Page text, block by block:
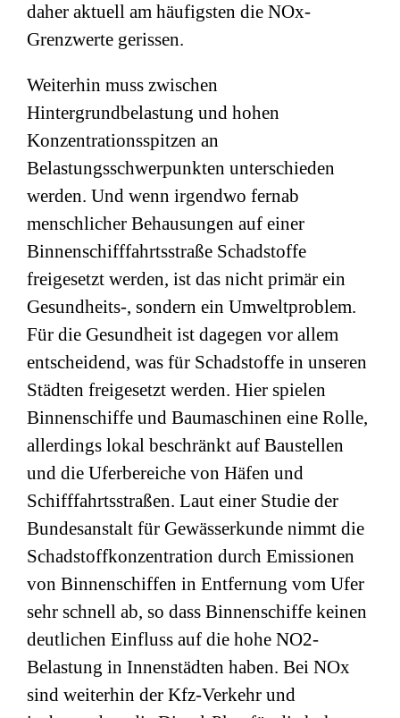
daher aktuell am häufigsten die NOx-
Grenzwerte gerissen.
Weiterhin muss zwischen
Hintergrundbelastung und hohen
Konzentrationsspitzen an
Belastungsschwerpunkten unterschieden
werden. Und wenn irgendwo fernab
menschlicher Behausungen auf einer
Binnenschifffahrtsstraße Schadstoffe
freigesetzt werden, ist das nicht primär ein
Gesundheits-, sondern ein Umweltproblem.
Für die Gesundheit ist dagegen vor allem
entscheidend, was für Schadstoffe in unseren
Städten freigesetzt werden. Hier spielen
Binnenschiffe und Baumaschinen eine Rolle,
allerdings lokal beschränkt auf Baustellen
und die Uferbereiche von Häfen und
Schifffahrtsstraßen. Laut einer Studie der
Bundesanstalt für Gewässerkunde nimmt die
Schadstoffkonzentration durch Emissionen
von Binnenschiffen in Entfernung vom Ufer
sehr schnell ab, so dass Binnenschiffe keinen
deutlichen Einfluss auf die hohe NO2-
Belastung in Innenstädten haben. Bei NOx
sind weiterhin der Kfz-Verkehr und